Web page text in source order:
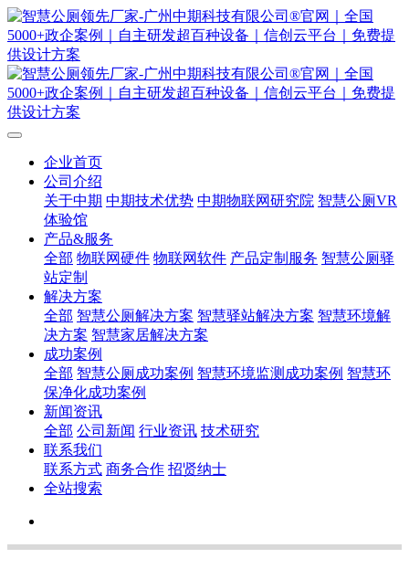
企业首页
公司介绍
关于中期 中期技术优势 中期物联网研究院 智慧公厕VR
体验馆
产品&服务
全部 物联网硬件 物联网软件 产品定制服务 智慧公厕驿
站定制
解决方案
全部 智慧公厕解决方案 智慧驿站解决方案 智慧环境解
决方案 智慧家居解决方案
成功案例
全部 智慧公厕成功案例 智慧环境监测成功案例 智慧环
保净化成功案例
新闻资讯
全部 公司新闻 行业资讯 技术研究
联系我们
联系方式 商务合作 招贤纳士
全站搜索